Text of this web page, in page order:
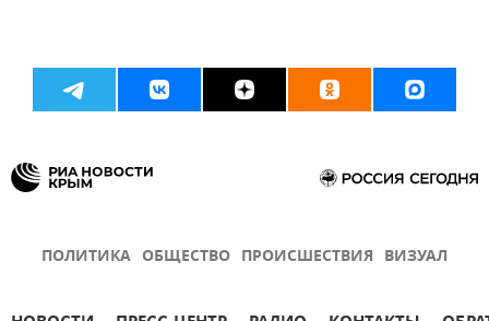
ПОЛИТИКА ОБЩЕСТВО ПРОИСШЕСТВИЯ ВИЗУАЛ